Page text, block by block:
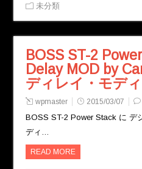
未分類
BOSS ST-2
Delay MOD by
ディレイ・モデ
wpmaster 2015/03/07
BOSS ST-2 Power Stack に デ
ディ…
READ MORE